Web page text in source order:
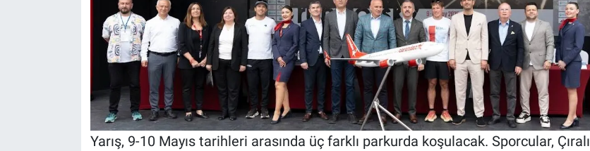
Yarış, 9-10 Mayıs tarihleri arasında üç farklı parkurda koşulacak. Sporcular, Çıralı
Programlar